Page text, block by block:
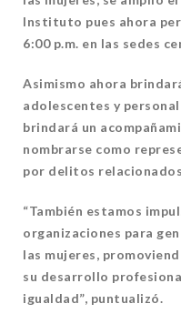
Instituto pues ahora
6:00 p.m. en las sedes
Asimismo ahora
adolescentes y
brindará un
nombrarse como
por delitos
“También estamos
organizaciones para
las mujeres,
su desarrollo
igualdad”, puntualizó.